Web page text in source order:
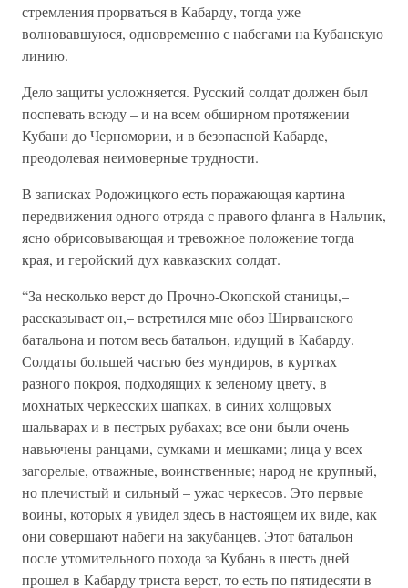
стремления прорваться в Кабарду, тогда уже
волновавшуюся, одновременно с набегами на Кубанскую
линию.
Дело защиты усложняется. Русский солдат должен был
поспевать всюду – и на всем обширном протяжении
Кубани до Черномории, и в безопасной Кабарде,
преодолевая неимоверные трудности.
В записках Родожицкого есть поражающая картина
передвижения одного отряда с правого фланга в Нальчик,
ясно обрисовывающая и тревожное положение тогда
края, и геройский дух кавказских солдат.
“За несколько верст до Прочно-Окопской станицы,–
рассказывает он,– встретился мне обоз Ширванского
батальона и потом весь батальон, идущий в Кабарду.
Солдаты большей частью без мундиров, в куртках
разного покроя, подходящих к зеленому цвету, в
мохнатых черкесских шапках, в синих холщовых
шальварах и в пестрых рубахах; все они были очень
навьючены ранцами, сумками и мешками; лица у всех
загорелые, отважные, воинственные; народ не крупный,
но плечистый и сильный – ужас черкесов. Это первые
воины, которых я увидел здесь в настоящем их виде, как
они совершают набеги на закубанцев. Этот батальон
после утомительного похода за Кубань в шесть дней
прошел в Кабарду триста верст, то есть по пятидесяти в